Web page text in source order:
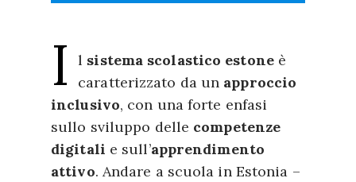
I l sistema scolastico estoneè
caratterizzato da un approccio
inclusivo, con una forte enfasi
sullo sviluppo delle competenze
digitali e sull’apprendimento
attivo. Andare a scuola in Estonia –